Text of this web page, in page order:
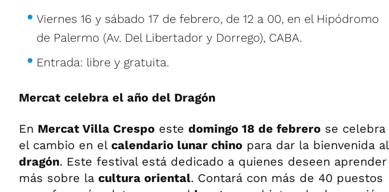
Viernes 16 y sábado 17 de febrero, de 12 a 00, en el Hipódromo
de Palermo (Av. Del Libertador y Dorrego), CABA.
Entrada: libre y gratuita.
Mercat celebra el año del Dragón
En Mercat Villa Crespo este domingo 18 de febrero se celebra
el cambio en el calendario lunar chino para dar la bienvenida al
dragón. Este festival está dedicado a quienes deseen aprender
más sobre la cultura oriental. Contará con más de 40 puestos